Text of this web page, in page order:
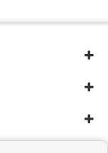
удаления
из масла.